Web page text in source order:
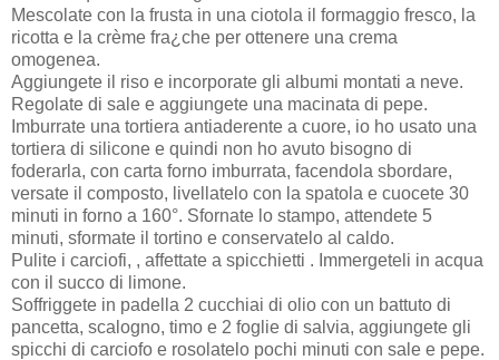
Mescolate con la frusta in una ciotola il formaggio fresco, la
ricotta e la crème fra¿che per ottenere una crema
omogenea.
Aggiungete il riso e incorporate gli albumi montati a neve.
Regolate di sale e aggiungete una macinata di pepe.
Imburrate una tortiera antiaderente a cuore, io ho usato una
tortiera di silicone e quindi non ho avuto bisogno di
foderarla, con carta forno imburrata, facendola sbordare,
versate il composto, livellatelo con la spatola e cuocete 30
minuti in forno a 160°. Sfornate lo stampo, attendete 5
minuti, sformate il tortino e conservatelo al caldo.
Pulite i carciofi, , affettate a spicchietti . Immergeteli in acqua
con il succo di limone.
Soffriggete in padella 2 cucchiai di olio con un battuto di
pancetta, scalogno, timo e 2 foglie di salvia, aggiungete gli
spicchi di carciofo e rosolatelo pochi minuti con sale e pepe.